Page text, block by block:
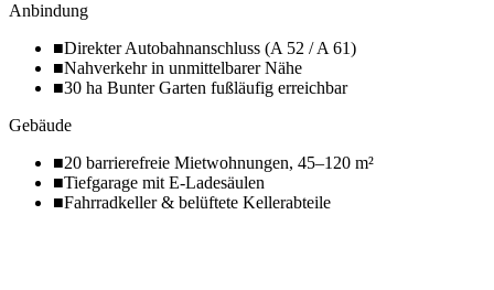
Anbindung
■Direkter Autobahnanschluss (A 52 / A 61)
■Nahverkehr in unmittelbarer Nähe
■30 ha Bunter Garten fußläufig erreichbar
Gebäude
■20 barrierefreie Mietwohnungen, 45–120 m²
■Tiefgarage mit E-Ladesäulen
■Fahrradkeller & belüftete Kellerabteile